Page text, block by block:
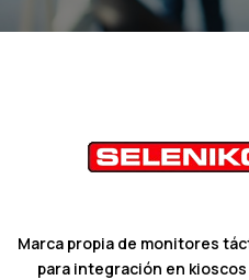
Marca propia de monitores
para integración en